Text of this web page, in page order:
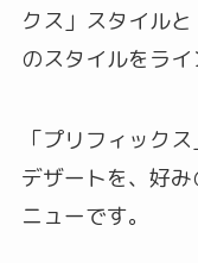
クス」スタイル
のスタイルをライ
「プリフィック
デザートを、好
ニューです。